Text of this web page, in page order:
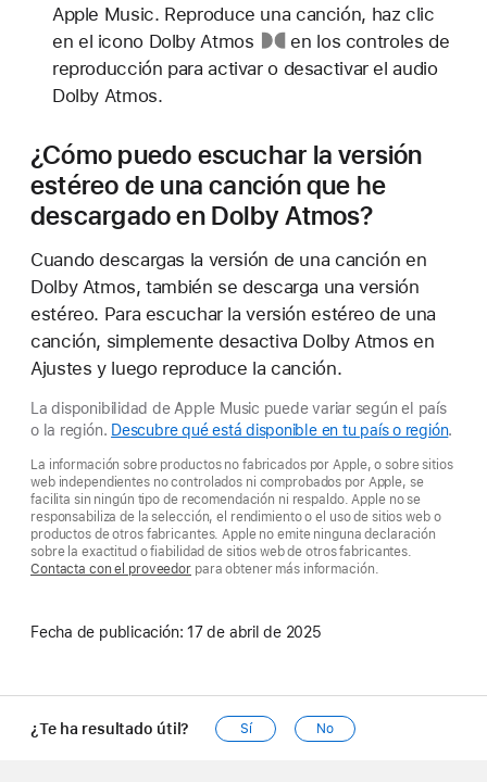
Apple Music. Reproduce una canción, haz clic
en el icono Dolby Atmos
en los controles de
reproducción para activar o desactivar el audio
Dolby Atmos.
¿Cómo puedo escuchar la versión
estéreo de una canción que he
descargado en Dolby Atmos?
Cuando descargas la versión de una canción en
Dolby Atmos, también se descarga una versión
estéreo. Para escuchar la versión estéreo de una
canción, simplemente desactiva Dolby Atmos en
Ajustes y luego reproduce la canción.
La disponibilidad de Apple Music puede variar según el país
o la región. Descubre qué está disponible en tu país o región.
La información sobre productos no fabricados por Apple, o sobre sitios
web independientes no controlados ni comprobados por Apple, se
facilita sin ningún tipo de recomendación ni respaldo. Apple no se
responsabiliza de la selección, el rendimiento o el uso de sitios web o
productos de otros fabricantes. Apple no emite ninguna declaración
sobre la exactitud o fiabilidad de sitios web de otros fabricantes.
Contacta con el proveedor para obtener más información.
Fecha de publicación: 17 de abril de 2025
¿Te ha resultado útil? Sí No